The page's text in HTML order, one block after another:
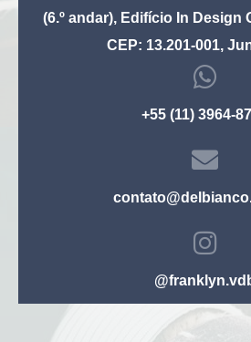
(6.º andar), Edifício In Design
CEP: 13.201-001,
+55 (11) 3964-